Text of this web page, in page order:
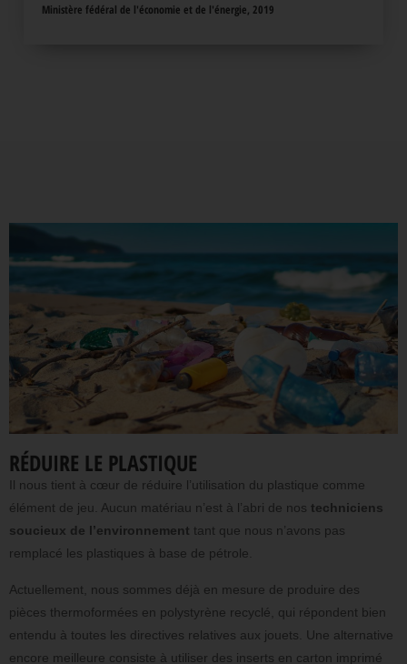
Ministère fédéral de l'économie et de l'énergie, 2019
RÉDUIRE LE PLASTIQUE
Il nous tient à cœur de réduire l’utilisation du plastique comme
élément de jeu. Aucun matériau n’est à l’abri de nos techniciens
soucieux de l’environnement tant que nous n’avons pas
remplacé les plastiques à base de pétrole.
Actuellement, nous sommes déjà en mesure de produire des
pièces thermoformées en polystyrène recyclé, qui répondent bien
entendu à toutes les directives relatives aux jouets. Une alternative
encore meilleure consiste à utiliser des inserts en carton imprimé